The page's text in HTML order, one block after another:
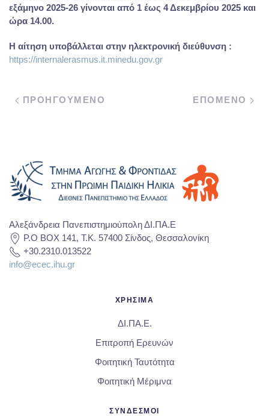
εξάμηνο 2025-26 γίνονται από 1 έως 4 Δεκεμβρίου 2025 και
ώρα 14.00.
Η αίτηση υποβάλλεται στην ηλεκτρονική διεύθυνση :
https://internalerasmus.it.minedu.gov.gr
ΠΡΟΗΓΟΥΜΕΝΟ ΕΠΟΜΕΝΟ
Αλεξάνδρεια Πανεπιστημιούπολη ΔΙ.ΠΑ.Ε
P.O BOX 141, T.K. 57400 Σίνδος, Θεσσαλονίκη
+30.2310.013522
info@ecec.ihu.gr
ΧΡΗΣΙΜΑ
ΔΙ.ΠΑ.Ε.
Επιτροπή Ερευνών
Φοιτητική Ταυτότητα
Φοιτητική Μέριμνα
ΣΥΝΔΕΣΜΟΙ